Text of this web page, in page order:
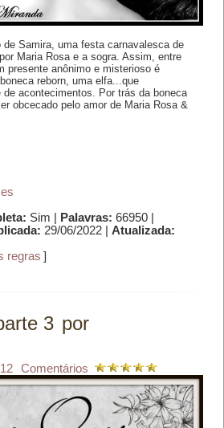
de Samira, uma festa carnavalesca de
Maria Rosa e a sogra. Assim, entre
presente anônimo e misterioso é
reborn, uma elfa...que
de acontecimentos. Por trás da boneca
obcecado pelo amor de Maria Rosa &
Sim | Palavras: 66950 |
29/06/2022 | Atualizada:
regras ]
3 por
12 Comentários